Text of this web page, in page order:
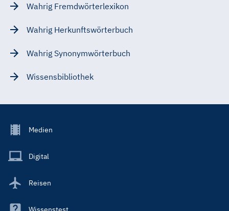
Wahrig Fremdwörterlexikon
Wahrig Herkunftswörterbuch
Wahrig Synonymwörterbuch
Wissensbibliothek
Footer
Main
Medien
Digital
Reisen